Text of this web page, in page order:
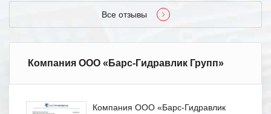
Все отзывы
Компания ООО «Барс-Гидравлик Групп»
Компания ООО «Барс-Гидравлик